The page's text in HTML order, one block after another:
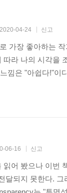
2020-04-24 신고
가장 좋아하는
따라 나의 시각을
낌은 "아쉽다!"
06-16 신고
읽어 봤으나 이번
달되지 못한다.